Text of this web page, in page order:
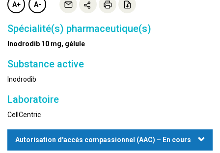
A+ A-
Spécialité(s) pharmaceutique(s)
Inodrodib 10 mg, gélule
Substance active
Inodrodib
Laboratoire
CellCentric
Autorisation d'accès compassionnel (AAC) – En cours